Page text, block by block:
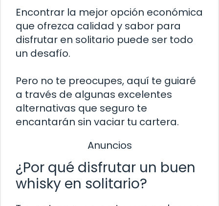
Encontrar la mejor opción económica
que ofrezca calidad y sabor para
disfrutar en solitario puede ser todo
un desafío.
Pero no te preocupes, aquí te guiaré
a través de algunas excelentes
alternativas que seguro te
encantarán sin vaciar tu cartera.
Anuncios
¿Por qué disfrutar un buen
whisky en solitario?